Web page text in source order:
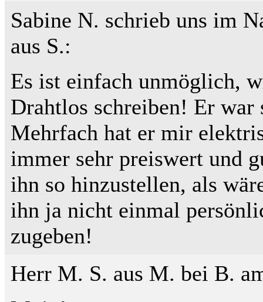
Sabine N. schrieb uns im
aus S.:
Es ist einfach unmöglich,
Drahtlos schreiben! Er
Mehrfach hat er mir
immer sehr preiswert und
ihn so hinzustellen, als
ihn ja nicht einmal
zugeben!
Herr M. S. aus M. bei B.